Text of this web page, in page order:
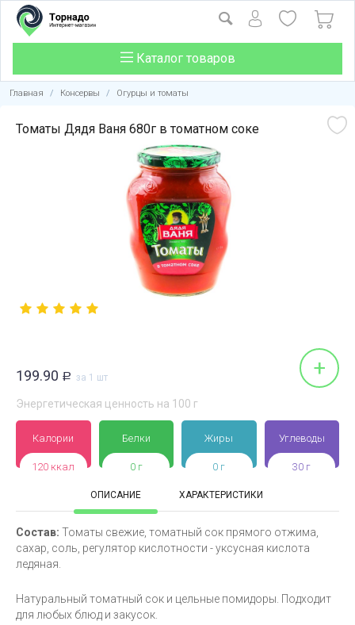
Каталог товаров
Главная / Консервы / Огурцы и томаты
Томаты Дядя Ваня 680г в томатном соке
199.90 Р за 1 шт +
Энергетическая ценность на 100 г
Калории
120 ккал
Белки
0 г
Жиры
0 г
Углеводы
30 г
ОПИСАНИЕ ХАРАКТЕРИСТИКИ
Состав: Томаты свежие, томатный сок прямого отжима,
сахар, соль, регулятор кислотности - уксусная кислота
ледяная.
Натуральный томатный сок и цельные помидоры. Подходит
для любых блюд и закусок.